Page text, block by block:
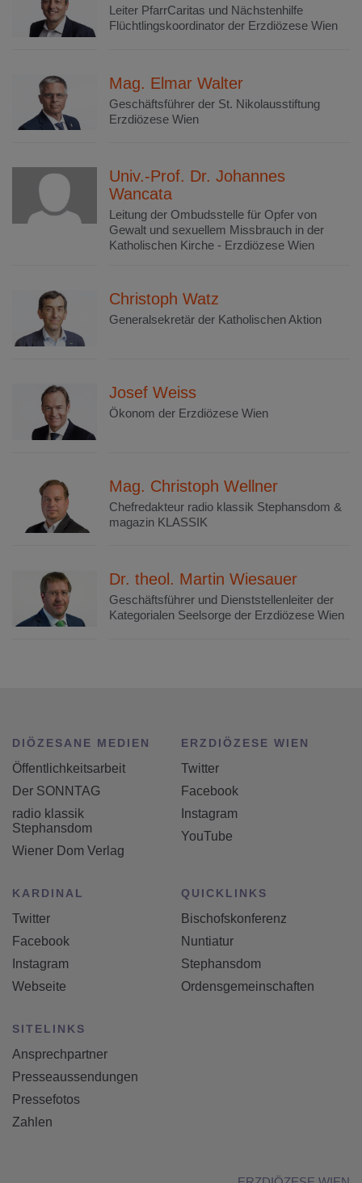
Leiter PfarrCaritas und Nächstenhilfe
Flüchtlingskoordinator der Erzdiözese Wien
Mag. Elmar Walter
Geschäftsführer der St. Nikolausstiftung
Erzdiözese Wien
Univ.-Prof. Dr. Johannes
Wancata
Leitung der Ombudsstelle für Opfer von
Gewalt und sexuellem Missbrauch in der
Katholischen Kirche - Erzdiözese Wien
Christoph Watz
Generalsekretär der Katholischen Aktion
Josef Weiss
Ökonom der Erzdiözese Wien
Mag. Christoph Wellner
Chefredakteur radio klassik Stephansdom &
magazin KLASSIK
Dr. theol. Martin Wiesauer
Geschäftsführer und Dienststellenleiter der
Kategorialen Seelsorge der Erzdiözese Wien
DIÖZESANE MEDIEN
Öffentlichkeitsarbeit
Der SONNTAG
radio klassik
Stephansdom
Wiener Dom Verlag
ERZDIÖZESE WIEN
Twitter
Facebook
Instagram
YouTube
KARDINAL
Twitter
Facebook
Instagram
Webseite
QUICKLINKS
Bischofskonferenz
Nuntiatur
Stephansdom
Ordensgemeinschaften
SITELINKS
Ansprechpartner
Presseaussendungen
Pressefotos
Zahlen